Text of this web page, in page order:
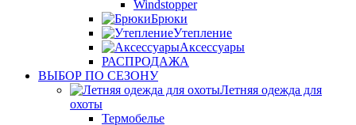
Windstopper
Брюки
Утепление
Аксессуары
РАСПРОДАЖА
ВЫБОР ПО СЕЗОНУ
Летняя одежда для
охоты
Термобелье